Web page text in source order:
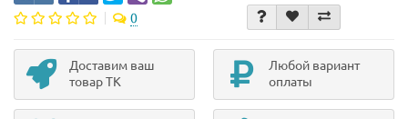
0
Доставим ваш
товар ТК
Любой вариант
оплаты